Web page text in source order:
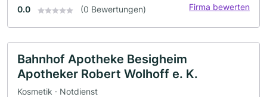
0.0 (0 Bewertungen) Firma bewerten
Bahnhof Apotheke Besigheim
Apotheker Robert Wolhoff e. K.
Kosmetik · Notdienst